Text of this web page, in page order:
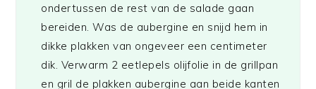
ondertussen de rest van de salade gaan
bereiden. Was de aubergine en snijd hem in
dikke plakken van ongeveer een centimeter
dik. Verwarm 2 eetlepels olijfolie in de grillpan
en gril de plakken aubergine aan beide kanten